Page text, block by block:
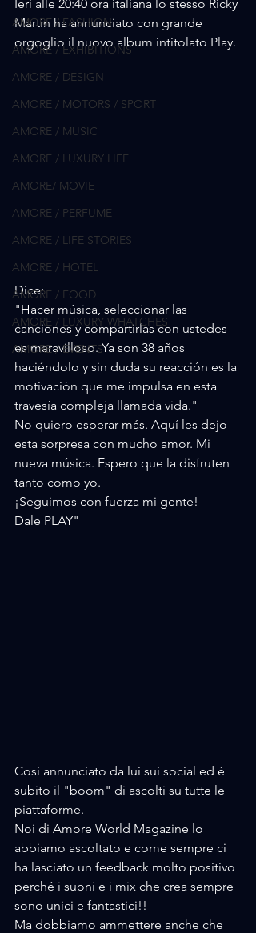
AMORE / FASHION
AMORE / EXHIBITIONS
AMORE / DESIGN
AMORE / MOTORS / SPORT
AMORE / MUSIC
AMORE / LUXURY LIFE
AMORE/ MOVIE
AMORE / PERFUME
AMORE / LIFE STORIES
AMORE / HOTEL
AMORE / FOOD
AMORE / LUXURY WHATCHES
AMORE / EVENTS
Ieri alle 20:40 ora italiana lo stesso Ricky
Martin ha annunciato con grande
orgoglio il nuovo album intitolato Play.
Dice:
"Hacer música, seleccionar las
canciones y compartirlas con ustedes
es maravilloso. Ya son 38 años
haciéndolo y sin duda su reacción es la
motivación que me impulsa en esta
travesía compleja llamada vida."
No quiero esperar más. Aquí les dejo
esta sorpresa con mucho amor. Mi
nueva música. Espero que la disfruten
tanto como yo.
¡Seguimos con fuerza mi gente!
Dale PLAY"
Cosi annunciato da lui sui social ed è
subito il "boom" di ascolti su tutte le
piattaforme.
Noi di Amore World Magazine lo
abbiamo ascoltato e come sempre ci
ha lasciato un feedback molto positivo
perché i suoni e i mix che crea sempre
sono unici e fantastici!!
Ma dobbiamo ammettere anche che